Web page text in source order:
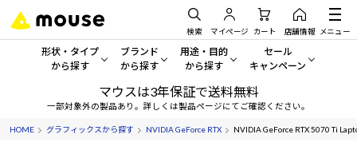
検索 マイページ カート 店舗情報 メニュー
形状・タイプ
から探す
形状・タイプから探す をすべてみる
デスクトップPC
ブランド
から探す
mouse
G TUNE
用途・目的
から探す
一般向けパソコン
ゲーミングPC・ゲーム向けパソコン
セール
キャンペーン
セール・キャンペー
期間限定セール
マウスは3年保証で送料無料
一部対象外の製品あり。詳しくは製品ページにてご確認ください。
HOME グラフィックスから探す NVIDIA GeForce RTX NVIDIA GeForce RTX 5070 Ti